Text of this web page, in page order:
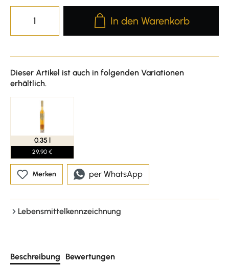
Produkt Anzahl: Gib den
In den Warenkorb
Dieser Artikel ist auch in folgenden Variationen
erhältlich.
0.35 l
29,90 €
Merken per WhatsApp
Lebensmittelkennzeichnung
Beschreibung Bewertungen